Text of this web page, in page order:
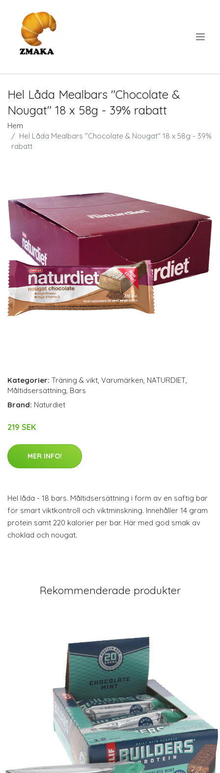
Hel Låda Mealbars "Chocolate &
Nougat" 18 x 58g - 39% rabatt
Hem
Hel Låda Mealbars "Chocolate & Nougat" 18 x 58g - 39%
rabatt
Kategorier: Träning & vikt, Varumärken, NATURDIET,
Måltidsersättning, Bars
Brand: Naturdiet
219 SEK
MER INFO!
Hel låda - 18 bars. Måltidsersättning i form av en saftig bar
för smart viktkontroll och viktminskning. Innehåller 14 gram
protein samt 220 kalorier per bar. Här med god smak av
choklad och nougat.
Rekommenderade produkter